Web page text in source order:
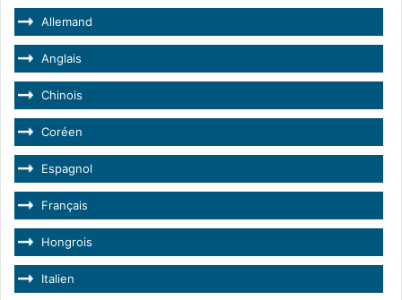
Allemand
Anglais
Chinois
Coréen
Espagnol
Français
Hongrois
Italien